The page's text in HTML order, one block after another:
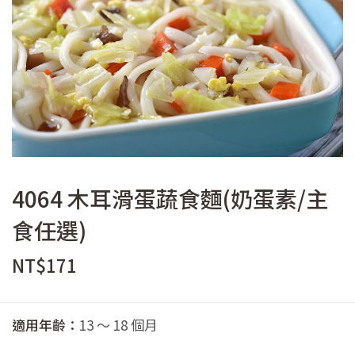
4064 木耳滑蛋蔬食麵(奶蛋素/主
食任選)
NT$171
適用年齡： 13 ～ 18 個月